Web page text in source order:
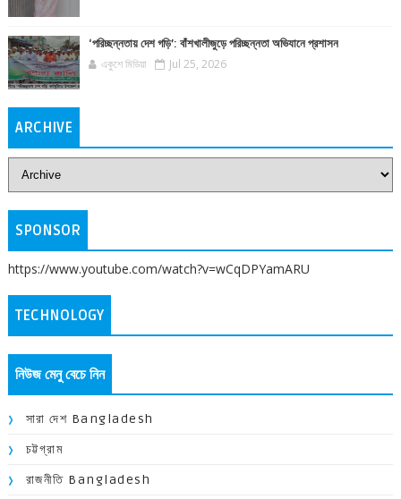
‘পরিচ্ছন্নতায় দেশ গড়ি’: বাঁশখালীজুড়ে পরিচ্ছন্নতা অভিযানে প্রশাসন
একুশে মিডিয়া Jul 25, 2026
ARCHIVE
SPONSOR
https://www.youtube.com/watch?v=wCqDPYamARU
TECHNOLOGY
নিউজ মেনু বেচে নিন
সারা দেশ Bangladesh
চট্টগ্রাম
রাজনীতি Bangladesh